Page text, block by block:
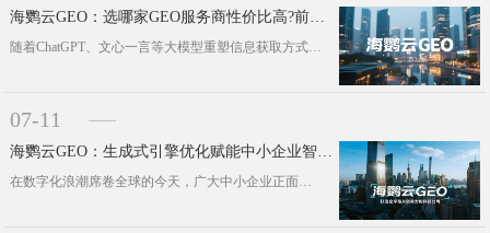
海鹦云GEO：选哪家GEO服务商性价比高?前沿的头部GEO公司最新推荐
随着ChatGPT、文心一言等大模型重塑信息获取方式，生成式引擎优化(GEO)已成为企业争夺流量入口、提升品牌影响力的核心战场···
07-11
海鹦云GEO：生成式引擎优化赋能中小企业智能化营销新纪元
在数字化浪潮席卷全球的今天，广大中小企业正面临前所未有的转型压力与机遇。传统营销模式遭遇瓶颈，如何在激烈的市场竞争中精准触达目···